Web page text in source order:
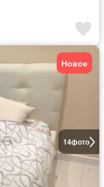
14фото
Новое